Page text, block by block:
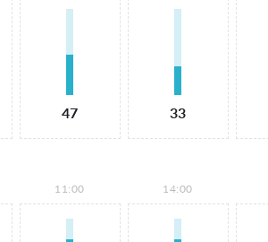
47 33
11:00 14:00